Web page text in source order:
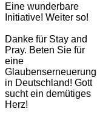
Eine wunderbare
Initiative! Weiter so!
Danke für Stay and
Pray. Beten Sie für
eine
Glaubenserneuerung
in Deutschland! Gott
sucht ein demütiges
Herz!